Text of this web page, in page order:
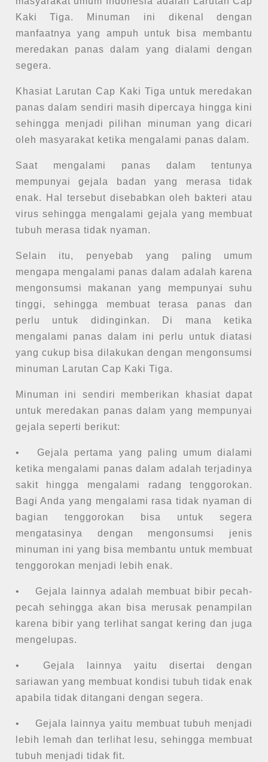
Kaki Tiga. Minuman ini dikenal dengan
manfaatnya yang ampuh untuk bisa membantu
meredakan panas dalam yang dialami dengan
segera.
Khasiat Larutan Cap Kaki Tiga untuk meredakan
panas dalam sendiri masih dipercaya hingga kini
sehingga menjadi pilihan minuman yang dicari
oleh masyarakat ketika mengalami panas dalam.
Saat mengalami panas dalam tentunya
mempunyai gejala badan yang merasa tidak
enak. Hal tersebut disebabkan oleh bakteri atau
virus sehingga mengalami gejala yang membuat
tubuh merasa tidak nyaman.
Selain itu, penyebab yang paling umum
mengapa mengalami panas dalam adalah karena
mengonsumsi makanan yang mempunyai suhu
tinggi, sehingga membuat terasa panas dan
perlu untuk didinginkan. Di mana ketika
mengalami panas dalam ini perlu untuk diatasi
yang cukup bisa dilakukan dengan mengonsumsi
minuman Larutan Cap Kaki Tiga.
Minuman ini sendiri memberikan khasiat dapat
untuk meredakan panas dalam yang mempunyai
gejala seperti berikut:
•
Gejala pertama yang paling umum dialami
ketika mengalami panas dalam adalah terjadinya
sakit hingga mengalami radang tenggorokan.
Bagi Anda yang mengalami rasa tidak nyaman di
bagian tenggorokan bisa untuk segera
mengatasinya dengan mengonsumsi jenis
minuman ini yang bisa membantu untuk membuat
tenggorokan menjadi lebih enak.
•
Gejala lainnya adalah membuat bibir pecah-
pecah sehingga akan bisa merusak penampilan
karena bibir yang terlihat sangat kering dan juga
mengelupas.
•
Gejala lainnya yaitu disertai dengan
sariawan yang membuat kondisi tubuh tidak enak
apabila tidak ditangani dengan segera.
•
Gejala lainnya yaitu membuat tubuh menjadi
lebih lemah dan terlihat lesu, sehingga membuat
tubuh menjadi tidak fit.